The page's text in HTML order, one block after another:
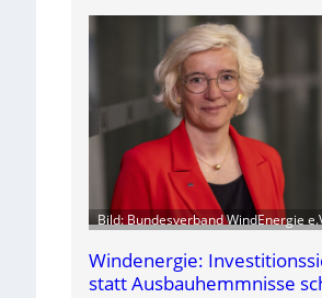
Bild: Bundesverband WindEnergie
Windenergie:
statt Ausbauhemmnisse